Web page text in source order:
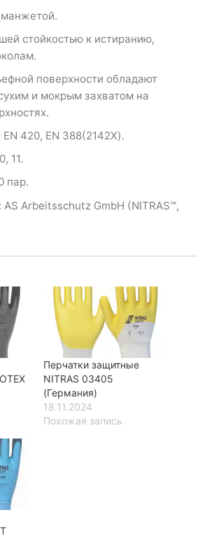
стойкостью к истиранию,
поверхности обладают
и мокрым захватом на
420, EN 388(2142Х).
11.
пар.
AS Arbeitsschutz GmbH (NITRAS™,
Перчатки защитные
NITRAS 03405
(Германия)
18.11.2024
Похожая запись